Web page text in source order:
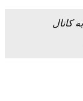
کانال